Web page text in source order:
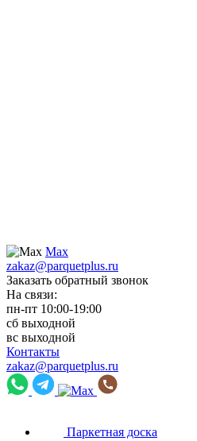
Max
zakaz@parquetplus.ru
Заказать обратный звонок
На связи:
пн-пт 10:00-19:00
сб выходной
вс выходной
Контакты
zakaz@parquetplus.ru
Паркетная доска